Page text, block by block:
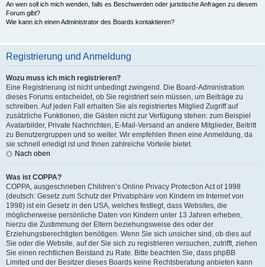
An wen soll ich mich wenden, falls es Beschwerden oder juristische Anfragen zu diesem
Forum gibt?
Wie kann ich einen Administrator des Boards kontaktieren?
Registrierung und Anmeldung
Wozu muss ich mich registrieren?
Eine Registrierung ist nicht unbedingt zwingend. Die Board-Administration
dieses Forums entscheidet, ob Sie registriert sein müssen, um Beiträge zu
schreiben. Auf jeden Fall erhalten Sie als registriertes Mitglied Zugriff auf
zusätzliche Funktionen, die Gästen nicht zur Verfügung stehen: zum Beispiel
Avatarbilder, Private Nachrichten, E-Mail-Versand an andere Mitglieder, Beitritt
zu Benutzergruppen und so weiter. Wir empfehlen Ihnen eine Anmeldung, da
sie schnell erledigt ist und Ihnen zahlreiche Vorteile bietet.
Nach oben
Was ist COPPA?
COPPA, ausgeschrieben Children’s Online Privacy Protection Act of 1998
(deutsch: Gesetz zum Schutz der Privatsphäre von Kindern im Internet von
1998) ist ein Gesetz in den USA, welches festlegt, dass Websites, die
möglicherweise persönliche Daten von Kindern unter 13 Jahren erheben,
hierzu die Zustimmung der Eltern beziehungsweise des oder der
Erziehungsberechtigten benötigen. Wenn Sie sich unsicher sind, ob dies auf
Sie oder die Website, auf der Sie sich zu registrieren versuchen, zutrifft, ziehen
Sie einen rechtlichen Beistand zu Rate. Bitte beachten Sie, dass phpBB
Limited und der Besitzer dieses Boards keine Rechtsberatung anbieten kann